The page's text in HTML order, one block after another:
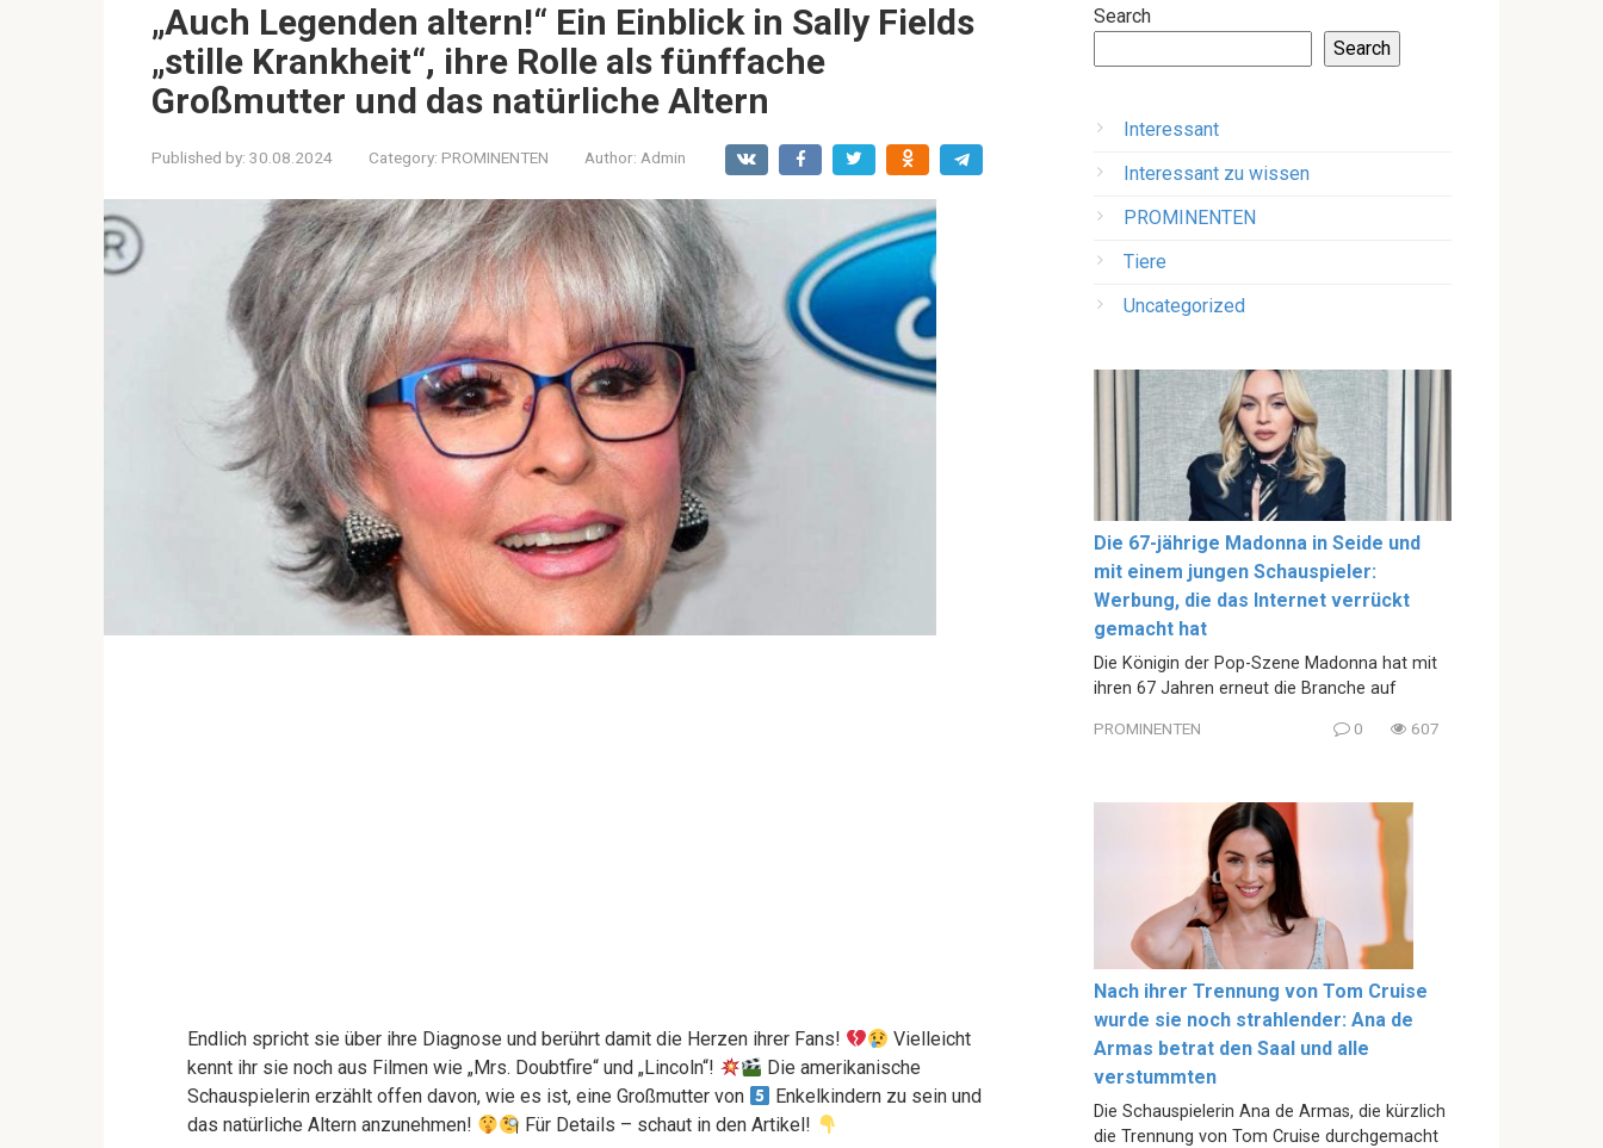
„Auch Legenden altern!“ Ein Einblick in Sally Fields
„stille Krankheit“, ihre Rolle als fünffache
Großmutter und das natürliche Altern
Published by: 30.08.2024 Category: PROMINENTEN Author: Admin
Endlich spricht sie über ihre Diagnose und berührt damit die Herzen ihrer Fans!
Vielleicht
kennt ihr sie noch aus Filmen wie „Mrs. Doubtfire“ und „Lincoln“!
Die amerikanische
Schauspielerin erzählt offen davon, wie es ist, eine Großmutter von
Enkelkindern zu sein und
das natürliche Altern anzunehmen!
Für Details – schaut in den Artikel!
Search
Search
Interessant
Interessant zu wissen
PROMINENTEN
Tiere
Uncategorized
Die 67-jährige Madonna in Seide und
mit einem jungen Schauspieler:
Werbung, die das Internet verrückt
gemacht hat
Die Königin der Pop-Szene Madonna hat mit
ihren 67 Jahren erneut die Branche auf
PROMINENTEN 0 607
Nach ihrer Trennung von Tom Cruise
wurde sie noch strahlender: Ana de
Armas betrat den Saal und alle
verstummten
Die Schauspielerin Ana de Armas, die kürzlich
die Trennung von Tom Cruise durchgemacht